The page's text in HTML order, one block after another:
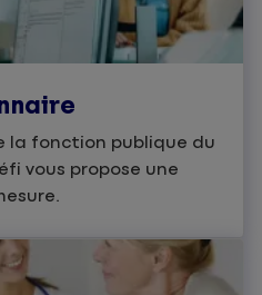
la fonction publique du
vous propose une